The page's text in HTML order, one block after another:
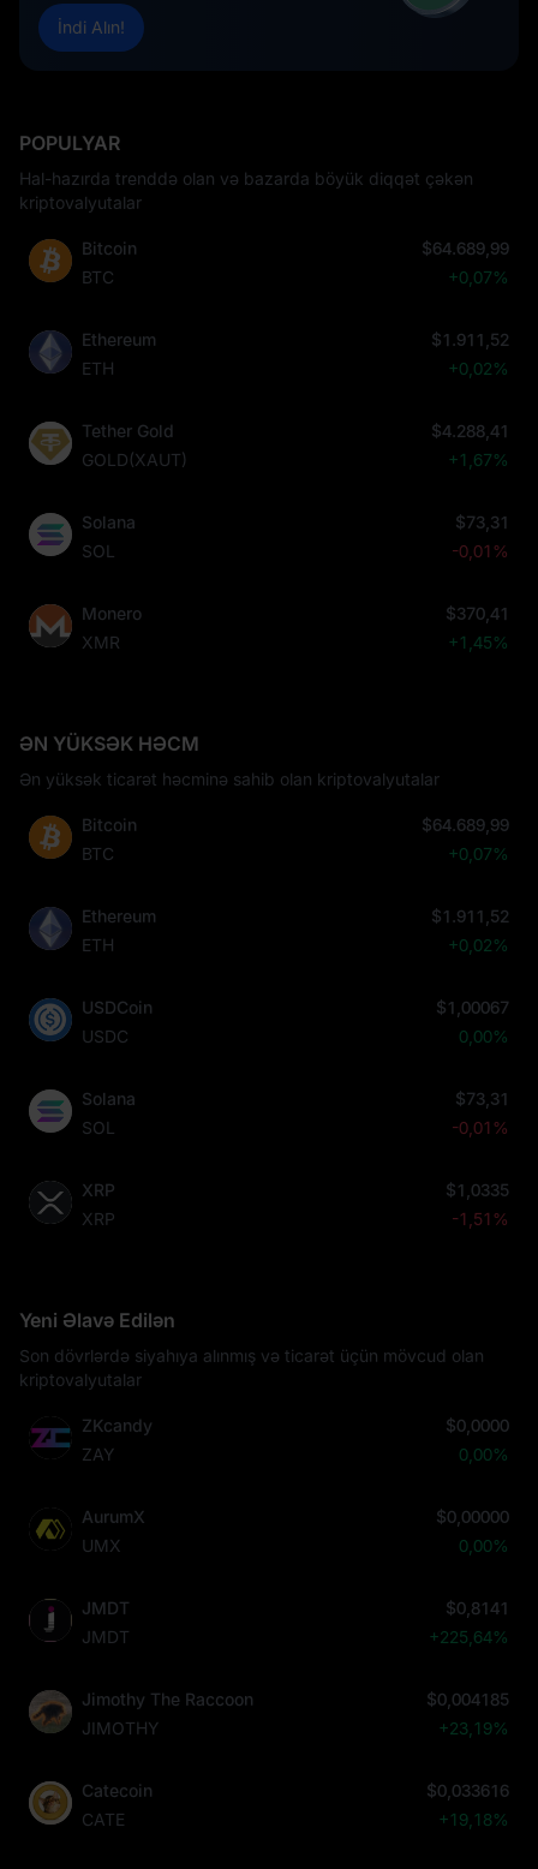
İndi Alın!
POPULYAR
Hal-hazırda trenddə olan və bazarda böyük diqqət çəkən
kriptovalyutalar
Bitcoin
BTC
$64.689,99
+0,07%
Ethereum
ETH
$1.911,52
+0,02%
Tether Gold
GOLD(XAUT)
$4.288,41
+1,67%
Solana
SOL
$73,31
-0,01%
Monero
XMR
$370,41
+1,45%
ƏN YÜKSƏK HƏCM
Ən yüksək ticarət həcminə sahib olan kriptovalyutalar
Bitcoin
BTC
$64.689,99
+0,07%
Ethereum
ETH
$1.911,52
+0,02%
USDCoin
USDC
$1,00067
0,00%
Solana
SOL
$73,31
-0,01%
XRP
XRP
$1,0335
-1,51%
Yeni Əlavə Edilən
Son dövrlərdə siyahıya alınmış və ticarət üçün mövcud olan
kriptovalyutalar
ZKcandy
ZAY
$0,0000
0,00%
AurumX
UMX
$0,00000
0,00%
JMDT
JMDT
$0,8141
+225,64%
Jimothy The Raccoon
JIMOTHY
$0,004185
+23,19%
Catecoin
CATE
$0,033616
+19,18%